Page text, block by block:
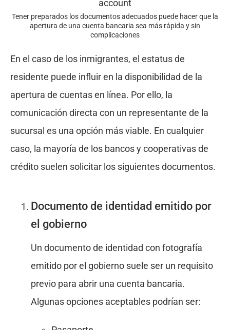
Tener preparados los documentos adecuados puede hacer que la
apertura de una cuenta bancaria sea más rápida y sin
complicaciones
En el caso de los inmigrantes, el estatus de
residente puede influir en la disponibilidad de la
apertura de cuentas en línea. Por ello, la
comunicación directa con un representante de la
sucursal es una opción más viable. En cualquier
caso, la mayoría de los bancos y cooperativas de
crédito suelen solicitar los siguientes documentos.
Documento de identidad emitido por
el gobierno
Un documento de identidad con fotografía
emitido por el gobierno suele ser un requisito
previo para abrir una cuenta bancaria.
Algunas opciones aceptables podrían ser: